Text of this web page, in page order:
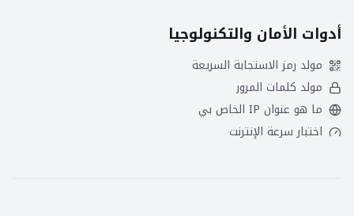
أدوات الأمان والتكنولوجيا
مولد رمز الاستجابة السريعة
مولد كلمات المرور
ما هو عنوان IP الخاص بي
اختبار سرعة الإنترنت